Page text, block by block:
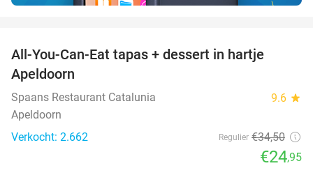
All-You-Can-Eat tapas + dessert in hartje
Apeldoorn
Spaans Restaurant Catalunia 9.6 star
Apeldoorn
Verkocht: 2.662
Regulier €34,50
€24,95